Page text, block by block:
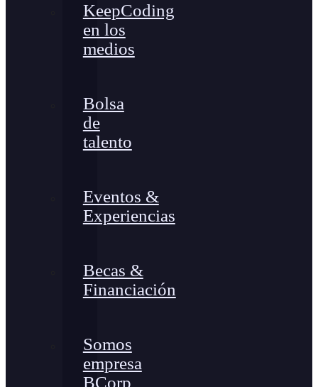
KeepCoding
en los
medios
Bolsa
de
talento
Eventos &
Experiencias
Becas &
Financiación
Somos
empresa
BCorp